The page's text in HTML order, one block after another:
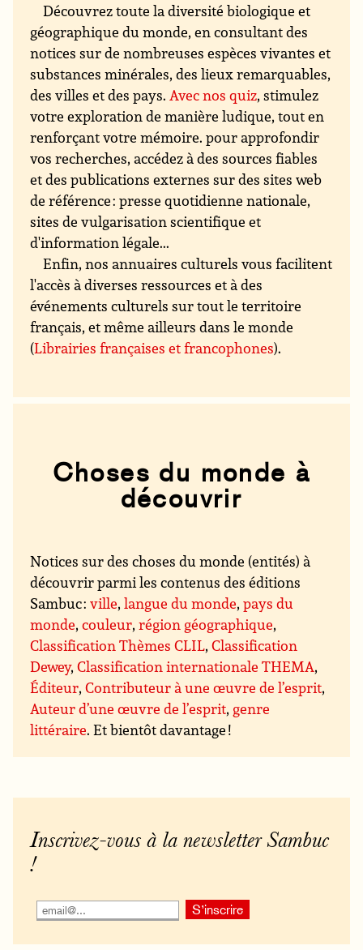
Découvrez toute la diversité biologique et
géographique du monde, en consultant des
notices sur de nombreuses espèces vivantes et
substances minérales, des lieux remarquables,
des villes et des pays.Avec nos quiz, stimulez
votre exploration de manière ludique, tout en
renforçant votre mémoire. pour approfondir
vos recherches, accédez à des sources fiables
et des publications externes sur des sites web
de référence : presse quotidienne nationale,
sites de vulgarisation scientifique et
d'information légale...
Enfin, nos annuaires culturels vous facilitent
l'accès à diverses ressources et à des
événements culturels sur tout le territoire
français, et même ailleurs dans le monde
(Librairies françaises et francophones).
Choses du monde à
découvrir
Notices sur des choses du monde (entités) à
découvrir parmi les contenus des éditions
Sambuc :ville,langue du monde,pays du
monde,couleur,région géographique,
Classification Thèmes CLIL,Classification
Dewey,Classification internationale THEMA,
Éditeur,Contributeur à une œuvre de l’esprit,
Auteur d’une œuvre de l’esprit, genre
littéraire. Et bientôt davantage !
Inscrivez-vous à la newsletter Sambuc
!